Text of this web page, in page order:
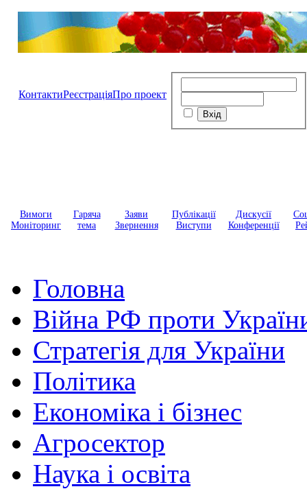
КонтактиРеєстраціяПро проект
Вимоги
Моніторинг
Гаряча
тема
Заяви
Звернення
Публікації
Виступи
Дискусії
Конференції
Головна
Війна РФ проти
Стратегія для України
Політика
Економіка і бізнес
Агросектор
Наука і освіта